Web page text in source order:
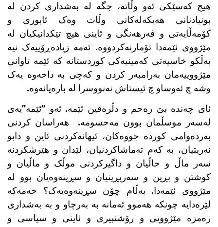
هیچ کەسێکی ئەو وڵاتە، جگە لە بەشداری کردن لە
بونیادنانی هەیکەلەکانی وڵات وەک ئابوری و
کۆمەڵایەتی و فەرهەنگی و ئاینی هیچ تێکدانیكیان لە
مێژووی ئێمەدا تۆمارنەکردووە. ئەمە زیادەڕۆییەک نیە
بەڵکو خاسیەتی کەمینیەکی کوردستانە کە ئێمە تاوانی
مێژووییەمان بەرامبەر کردن و کەچی بە داخەوە یەک
وشە چ ئەوساو چ ئیستاش نەنووسرا لە بارەیانەوە.
ئای چەندە بێ رەحم و دڵرەقین ئێمە. ئەو “ئێمە”یەی
لەسەر موسڵمان بوون مەحسومە. هەراسان کردنی
بەردەوامی کوردە جووەکان، ئیهانەکردنی ئاین و دابو
نەریتیان، بە کەم تەماشاکردنیان، لێدان و هێرشکردنە
سەر ماڵ و حاڵیان و داگیرکردنی موڵک و ماڵیان و
کوشتن و بڕین و سەربڕینیان و سڕینەوەیان بوو لە
مێژووی ئێمەدا. بەڵام چۆن سڕینەوەیەک؟ خەمەکە
لێرەدایە چونکە هەموو ئەمانە بە بەرچاو و بە بەشداری
رەمزە مێژوویی و رۆشنبیری و ئاینی و سیاسی و